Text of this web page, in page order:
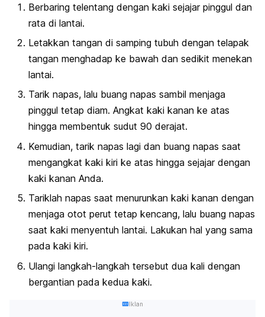
Berbaring telentang dengan kaki sejajar pinggul dan
rata di lantai.
Letakkan tangan di samping tubuh dengan telapak
tangan menghadap ke bawah dan sedikit menekan
lantai.
Tarik napas, lalu buang napas sambil menjaga
pinggul tetap diam. Angkat kaki kanan ke atas
hingga membentuk sudut 90 derajat.
Kemudian, tarik napas lagi dan buang napas saat
mengangkat kaki kiri ke atas hingga sejajar dengan
kaki kanan Anda.
Tariklah napas saat menurunkan kaki kanan dengan
menjaga otot perut tetap kencang, lalu buang napas
saat kaki menyentuh lantai. Lakukan hal yang sama
pada kaki kiri.
Ulangi langkah-langkah tersebut dua kali dengan
bergantian pada kedua kaki.
Iklan